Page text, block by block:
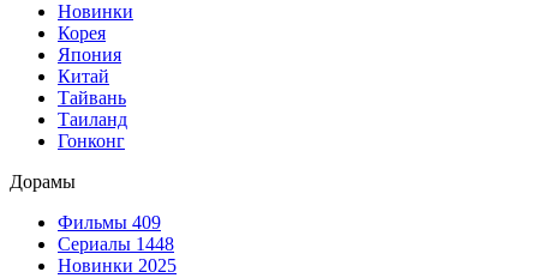
Новинки
Корея
Япония
Китай
Тайвань
Таиланд
Гонконг
Дорамы
Фильмы 409
Сериалы 1448
Новинки 2025